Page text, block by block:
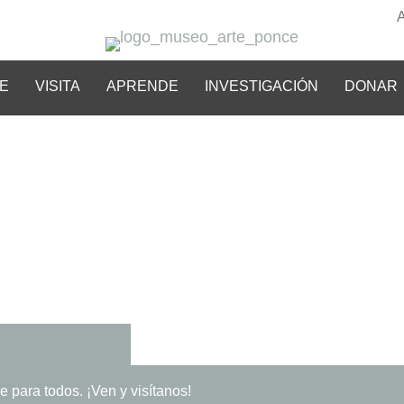
VISITA APRENDE INVESTIGACIÓN DONAR
para todos. ¡Ven y visítanos!